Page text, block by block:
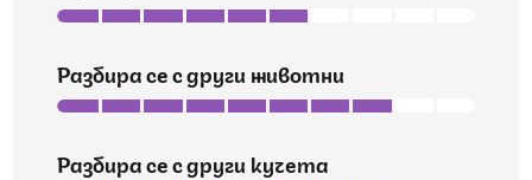
Разбира се с други животни
Разбира се с други кучета